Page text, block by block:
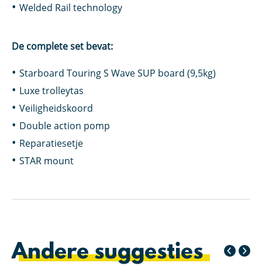
Welded Rail technology
De complete set bevat:
Starboard Touring S Wave SUP board (9,5kg)
Luxe trolleytas
Veiligheidskoord
Double action pomp
Reparatiesetje
STAR mount
Andere suggesties